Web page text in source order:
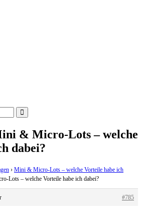
& Micro-Lots – welche
dabei?
› Mini & Micro-Lots – welche Vorteile habe ich
Lots – welche Vorteile habe ich dabei?
#785